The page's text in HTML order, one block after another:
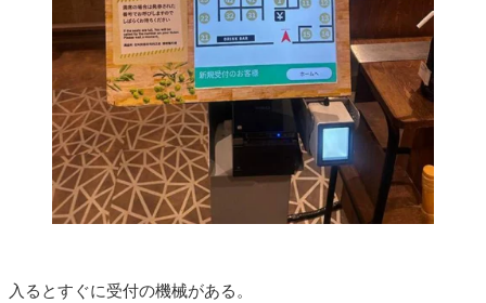
入るとすぐに受付の機械がある。